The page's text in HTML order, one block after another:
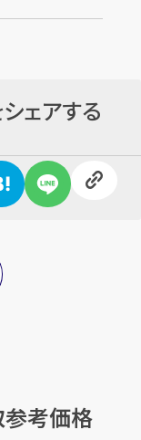
伝えいたします
休(年末年始除く)
ェアする
参考価格